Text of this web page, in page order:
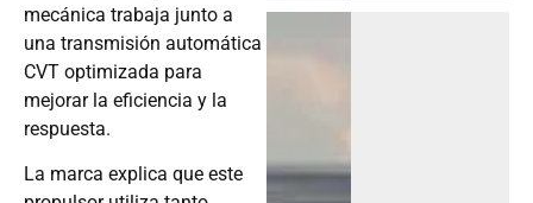
mecánica trabaja junto a
una transmisión automática
CVT optimizada para
mejorar la eficiencia y la
respuesta.
La marca explica que este